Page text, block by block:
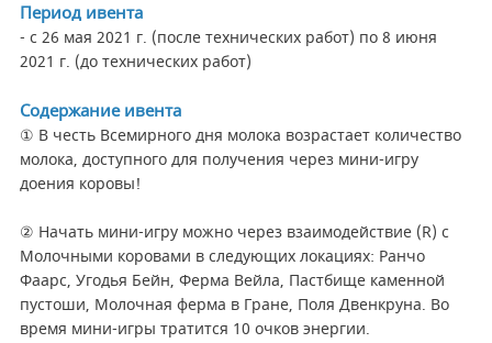
Период ивента
- с 26 мая 2021 г. (после технических работ) по 8 июня
2021 г. (до технических работ)
Содержание ивента
① В честь Всемирного дня молока возрастает количество
молока, доступного для получения через мини-игру
доения коровы!
② Начать мини-игру можно через взаимодействие (R) с
Молочными коровами в следующих локациях: Ранчо
Фаарс, Угодья Бейн, Ферма Вейла, Пастбище каменной
пустоши, Молочная ферма в Гране, Поля Двенкруна. Во
время мини-игры тратится 10 очков энергии.